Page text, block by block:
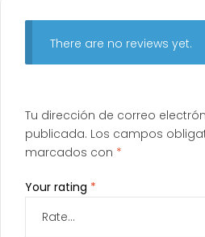
There are no reviews yet.
Tu dirección de correo
publicada. Los campos
marcados con *
Your rating *